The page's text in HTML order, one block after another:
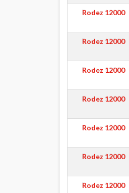
Rodez 12000
Rodez 12000
Rodez 12000
Rodez 12000
Rodez 12000
Rodez 12000
Rodez 12000